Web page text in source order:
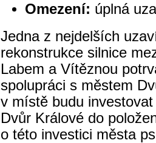
Omezení: úplná
Jedna z nejdelších
rekonstrukce silnice
Labem a Vítěznou
spolupráci s městem
v místě budu
Dvůr Králové do
o této investici města